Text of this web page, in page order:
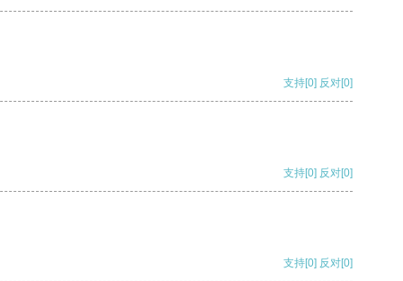
支持[0] 反对[0]
支持[0] 反对[0]
支持[0] 反对[0]